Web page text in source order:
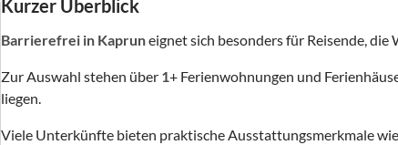
Kurzer Überblick
Barrierefrei in Kapruneignet sich besonders für Reisende,
Zur Auswahl stehen über 1+ Ferienwohnungen und
liegen.
Viele Unterkünfte bieten praktische Ausstattungsmerkmale wie